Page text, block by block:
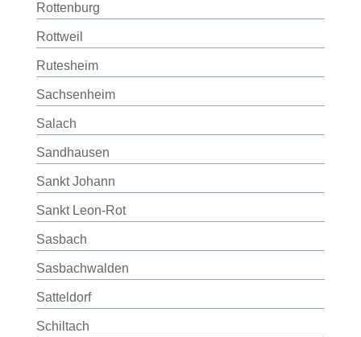
Rottenburg
Rottweil
Rutesheim
Sachsenheim
Salach
Sandhausen
Sankt Johann
Sankt Leon-Rot
Sasbach
Sasbachwalden
Satteldorf
Schiltach